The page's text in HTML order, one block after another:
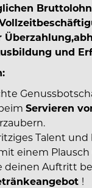
Bruttolohn
und
Servieren
Talent
einem
deinen Auftritt
!